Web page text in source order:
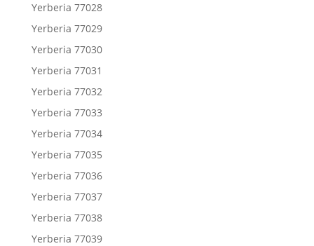
Yerberia 77028
Yerberia 77029
Yerberia 77030
Yerberia 77031
Yerberia 77032
Yerberia 77033
Yerberia 77034
Yerberia 77035
Yerberia 77036
Yerberia 77037
Yerberia 77038
Yerberia 77039